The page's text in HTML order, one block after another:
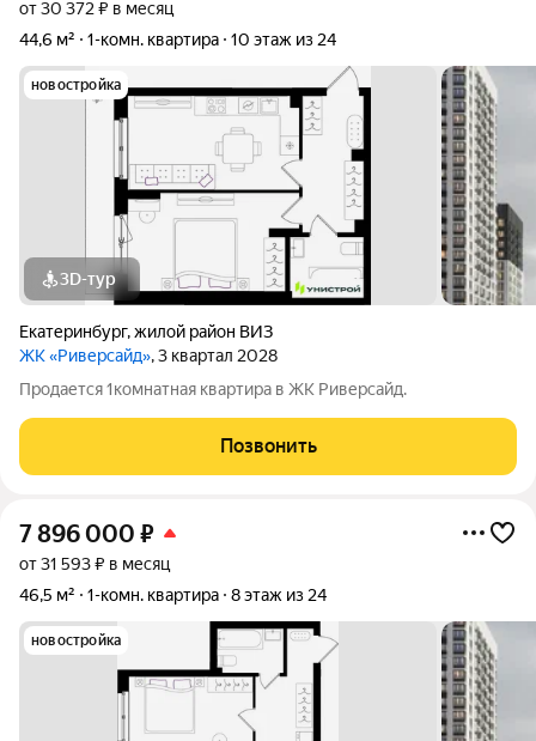
от 30 372 ₽ в месяц
44,6 м²
1-комн. квартира 10 этаж из 24
новостройка
3D-тур
Екатеринбург,жилой район ВИЗ
ЖК «Риверсайд», 3 квартал 2028
Продается 1комнатная квартира в ЖК Риверсайд.
Позвонить
7 896 000 ₽
от 31 593 ₽ в месяц
46,5 м²
1-комн. квартира 8 этаж из 24
новостройка